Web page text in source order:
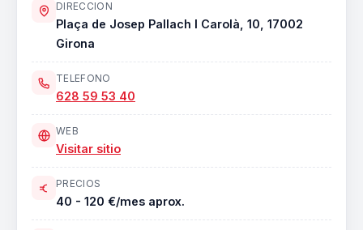
DIRECCION
Plaça de Josep Pallach I Carolà, 10, 17002
Girona
TELEFONO
628 59 53 40
WEB
Visitar sitio
PRECIOS
40 - 120 €/mes aprox.